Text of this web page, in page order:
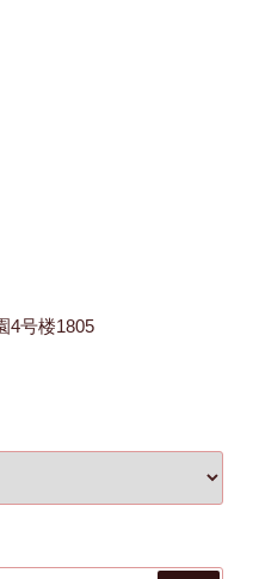
4号楼1805